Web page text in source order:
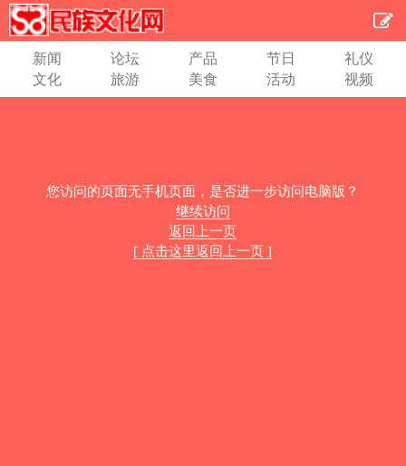
新闻 论坛 产品 节日
礼仪
文化
旅游 美食 活动 视频
您访问的页面无手机页面，是否进一步访问电脑版？
继续访问
返回上一页
[ 点击这里返回上一页 ]